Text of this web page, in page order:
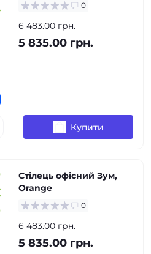
0
6 483.00 грн.
5 835.00 грн.
Купити
Стілець офісний Зум,
Orange
0
6 483.00 грн.
5 835.00 грн.